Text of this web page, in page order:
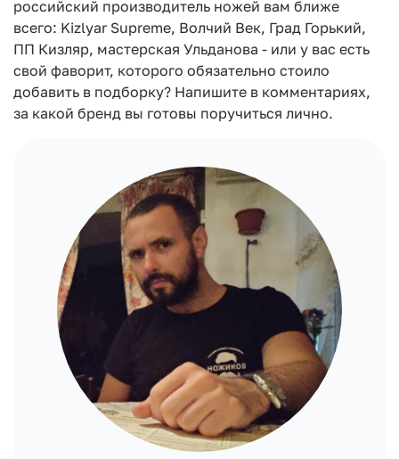
российский производитель ножей вам ближе
всего: Kizlyar Supreme, Волчий Век, Град Горький,
ПП Кизляр, мастерская Ульданова - или у вас есть
свой фаворит, которого обязательно стоило
добавить в подборку? Напишите в комментариях,
за какой бренд вы готовы поручиться лично.